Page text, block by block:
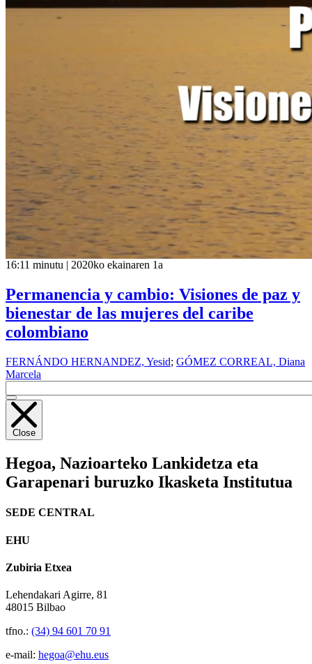
16:11 minutu | 2020ko ekainaren 1a
Permanencia y cambio: Visiones de paz y
bienestar de las mujeres del caribe
colombiano
FERNÁNDO HERNANDEZ, Yesid; GÓMEZ CORREAL, Diana
Marcela
Close
Hegoa, Nazioarteko Lankidetza eta
Garapenari buruzko Ikasketa Institutua
SEDE CENTRAL
EHU
Zubiria Etxea
Lehendakari Agirre, 81
48015 Bilbao
tfno.: (34) 94 601 70 91
e-mail: hegoa@ehu.eus